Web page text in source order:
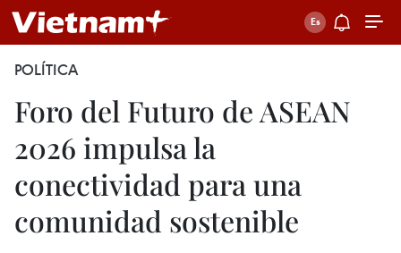
POLÍTICA
Foro del Futuro de ASEAN
2026 impulsa la
conectividad para una
comunidad sostenible